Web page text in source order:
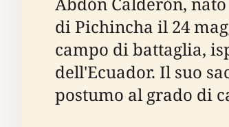
di Pichincha il 24
campo di battaglia,
dell'Ecuador. Il suo
postumo al grado di